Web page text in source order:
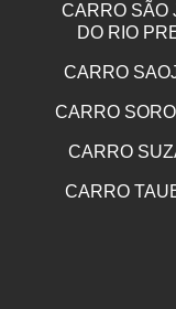
CARRO SÃO
DO RIO
CARRO
CARRO
CARRO
CARRO